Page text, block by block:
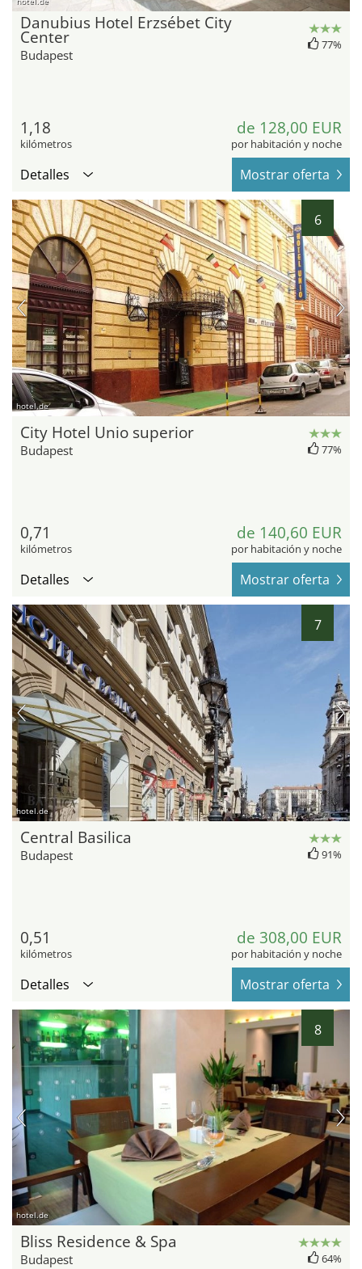
Danubius Hotel Erzsébet City
Center
Budapest
77%
1,18
kilómetros
de 128,00 EUR
por habitación y noche
Detalles Mostrar oferta
6
hotel.de
City Hotel Unio superior
Budapest 77%
0,71
kilómetros
de 140,60 EUR
por habitación y noche
Detalles Mostrar oferta
7
hotel.de
Central Basilica
Budapest 91%
0,51
kilómetros
de 308,00 EUR
por habitación y noche
Detalles Mostrar oferta
8
hotel.de
Bliss Residence & Spa
Budapest 64%